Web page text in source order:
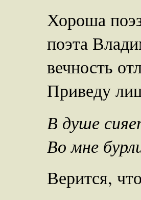
Хороша
поэта
вечность
Приведу
В душе
Во мне
Верится,